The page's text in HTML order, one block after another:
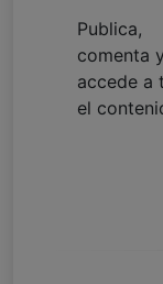
Publica,
comenta y
accede a
el